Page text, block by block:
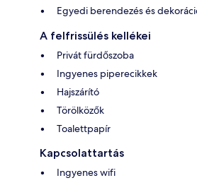
Egyedi berendezés és
A felfrissülés kellékei
Privát fürdőszoba
Ingyenes piperecikkek
Hajszárító
Törölközők
Toalettpapír
Kapcsolattartás
Ingyenes wifi